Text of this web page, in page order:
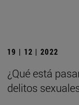
19 | 12 | 2022
¿Qué está
delitos